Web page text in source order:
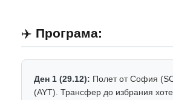
✈️ Програма:
Ден 1 (29.12): Полет от София
(AYT). Трансфер до избрания